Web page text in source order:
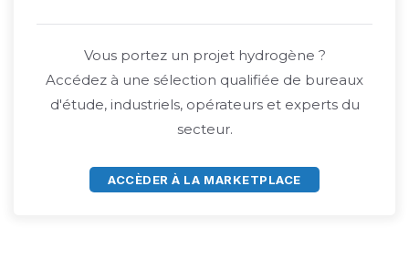
Vous portez un projet hydrogène ?
Accédez à une sélection qualifiée de bureaux
d'étude, industriels, opérateurs et experts du
secteur.
ACCÈDER À LA MARKETPLACE